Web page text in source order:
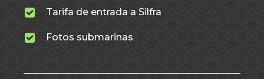
Tarifa de entrada a Silfra
Fotos submarinas